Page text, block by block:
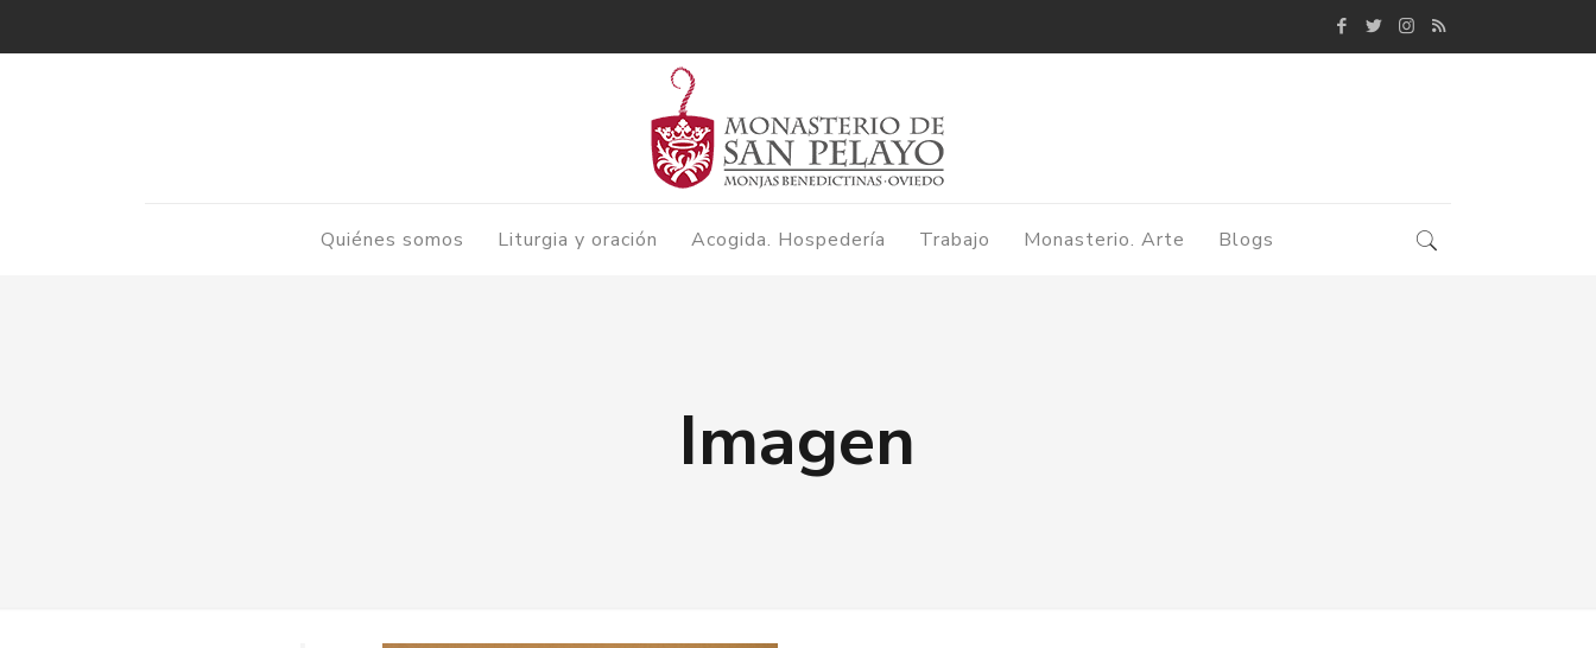
Quiénes somos Liturgia y oración Acogida. Hospedería Trabajo Monasterio. Arte Blogs
Imagen